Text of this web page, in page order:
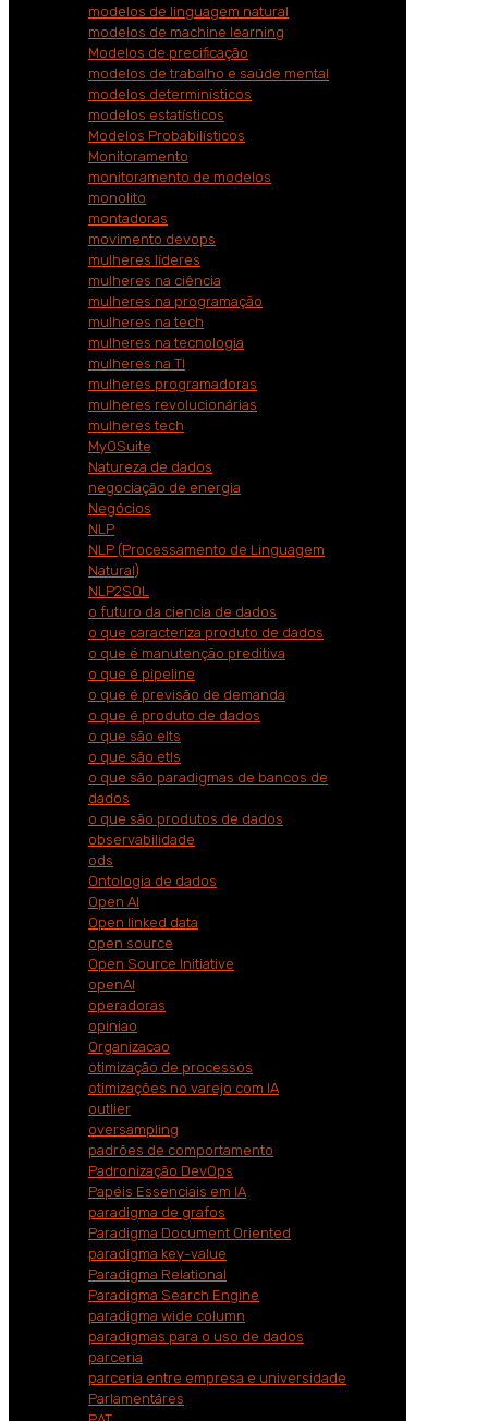
modelos de linguagem natural
modelos de machine learning
Modelos de precificação
modelos de trabalho e saúde mental
modelos determinísticos
modelos estatísticos
Modelos Probabilísticos
Monitoramento
monitoramento de modelos
monolito
montadoras
movimento devops
mulheres líderes
mulheres na ciência
mulheres na programação
mulheres na tech
mulheres na tecnologia
mulheres na TI
mulheres programadoras
mulheres revolucionárias
mulheres tech
MyOSuite
Natureza de dados
negociação de energia
Negócios
NLP
NLP (Processamento de Linguagem
Natural)
NLP2SQL
o futuro da ciencia de dados
o que caracteriza produto de dados
o que é manutenção preditiva
o que é pipeline
o que é previsão de demanda
o que é produto de dados
o que são elts
o que são etls
o que são paradigmas de bancos de
dados
o que são produtos de dados
observabilidade
ods
Ontologia de dados
Open AI
Open linked data
open source
Open Source Initiative
openAI
operadoras
opiniao
Organizacao
otimização de processos
otimizações no varejo com IA
outlier
oversampling
padrões de comportamento
Padronização DevOps
Papéis Essenciais em IA
paradigma de grafos
Paradigma Document Oriented
paradigma key-value
Paradigma Relational
Paradigma Search Engine
paradigma wide column
paradigmas para o uso de dados
parceria
parceria entre empresa e universidade
Parlamentáres